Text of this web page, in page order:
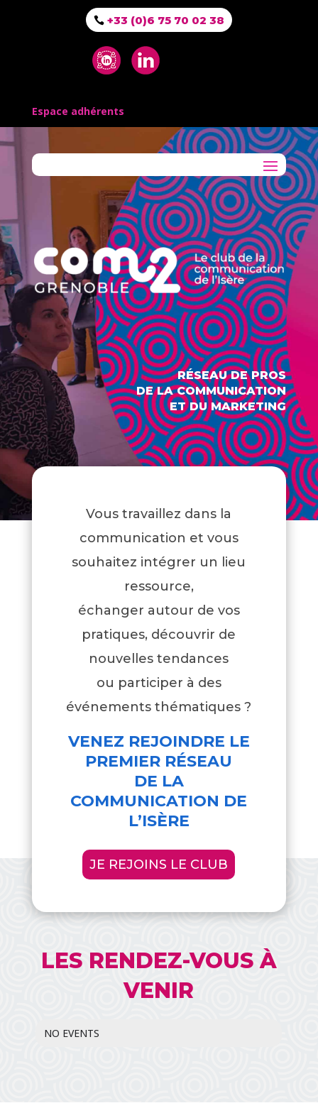
+33 (0)6 75 70 02 38
Espace adhérents
RÉSEAU DE PROS
DE LA COMMUNICATION
ET DU MARKETING
Vous travaillez dans la
communication et vous
souhaitez intégrer un lieu
ressource,
échanger autour de vos
pratiques, découvrir de
nouvelles tendances
ou participer à des
événements thématiques ?
VENEZ REJOINDRE LE
PREMIER RÉSEAU
DE LA
COMMUNICATION DE
L’ISÈRE
JE REJOINS LE CLUB
LES RENDEZ-VOUS À
VENIR
NO EVENTS